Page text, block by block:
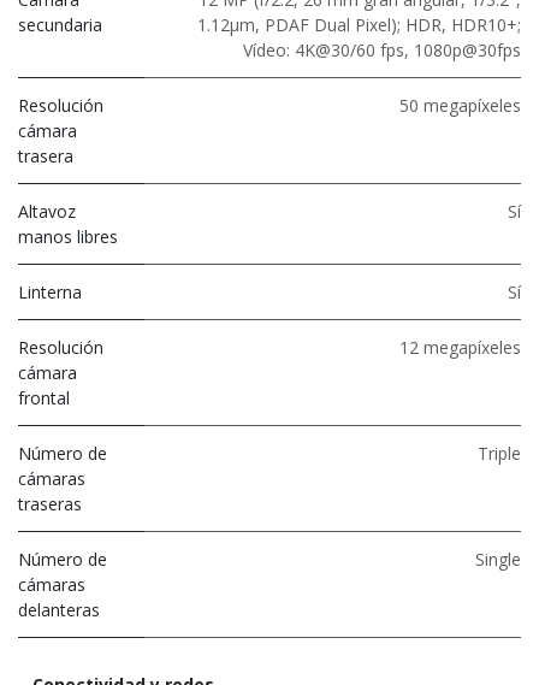
secundaria
1.12μm, PDAF Dual Pixel); HDR, HDR10+;
Vídeo: 4K@30/60 fps, 1080p@30fps
Resolución
cámara
trasera
50 megapíxeles
Altavoz
manos libres
Sí
Linterna Sí
Resolución
cámara
frontal
12 megapíxeles
Número de
cámaras
traseras
Triple
Número de
cámaras
delanteras
Single